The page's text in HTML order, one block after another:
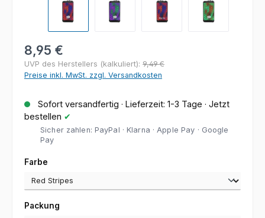
Regulärer Preis:
8,95 €
UVP des Herstellers (kalkuliert): 9,49 €
Preise inkl. MwSt. zzgl. Versandkosten
Sofort versandfertig · Lieferzeit: 1-3 Tage · Jetzt
bestellen ✔
Sicher zahlen: PayPal · Klarna · Apple Pay · Google
Pay
Farbe
Packung